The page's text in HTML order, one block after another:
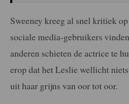
Sweeney kreeg al snel kritiek
sociale media-gebruikers
anderen schieten de actrice te
erop dat het Leslie wellicht
uit haar grijns van oor tot oor.